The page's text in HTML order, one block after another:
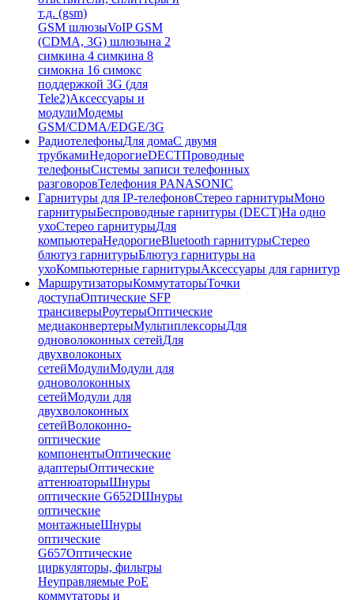
т.д. (gsm)
GSM шлюзыVoIP GSM
(CDMA, 3G) шлюзына 2
симкина 4 симкина 8
симокна 16 симокс
поддержкой 3G (для
Tele2)Аксессуары и
модулиМодемы
GSM/CDMA/EDGE/3G
РадиотелефоныДля домаС двумя
трубкамиНедорогиеDECTПроводные
телефоныСистемы записи телефонных
разговоровТелефония PANASONIC
Гарнитуры для IP-телефоновСтерео гарнитурыМоно
гарнитурыБеспроводные гарнитуры (DECT)На одно
ухоСтерео гарнитурыДля
компьютераНедорогиеBluetooth гарнитурыСтерео
блютуз гарнитурыБлютуз гарнитуры на
ухоКомпьютерные гарнитурыАксессуары для гарнитур
МаршрутизаторыКоммутаторыТочки
доступаОптические SFP
трансиверыРоутерыОптические
медиаконвертерыМультиплексорыДля
одноволоконных сетейДля
двухволоконых
сетейМодулиМодули для
одноволоконных
сетейМодули для
двухволоконных
сетейВолоконно-
оптические
компонентыОптические
адаптерыОптические
аттенюаторыШнуры
оптические G652DШнуры
оптические
монтажныеШнуры
оптические
G657Оптические
циркуляторы, фильтры
Неуправляемые PoE
коммутаторы и